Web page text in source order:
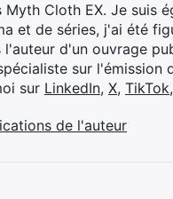
Myth Cloth EX. Je suis
et de séries, j'ai été
l'auteur d'un ouvrage
sur l'émission
sur LinkedIn, X, TikTok,
de l'auteur